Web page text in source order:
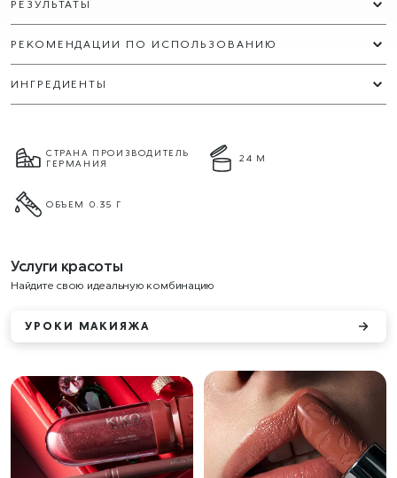
РЕЗУЛЬТАТЫ
РЕКОМЕНДАЦИИ ПО ИСПОЛЬЗОВАНИЮ
ИНГРЕДИЕНТЫ
СТРАНА ПРОИЗВОДИТЕЛЬ
ГЕРМАНИЯ
24 М
ОБЪЕМ 0.35 Г
Услуги красоты
Найдите свою идеальную комбинацию
УРОКИ МАКИЯЖА